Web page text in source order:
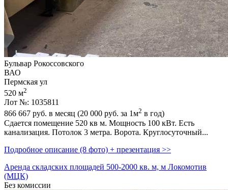
Бульвар Рокоссовского
ВАО
Пермская ул
520 м2
Лот №: 1035811
866 667 руб. в месяц (20 000 руб. за 1м2 в год)
Сдается помещение 520 кв м. Мощность 100 кВт. Есть
канализация. Потолок 3 метра. Ворота. Круглосуточный...
Подробное описание (8 фото) + презентация >>
Аренда складских площадей 500-2000 кв. м, м Локомотив
(МЦК)
Без комиссии